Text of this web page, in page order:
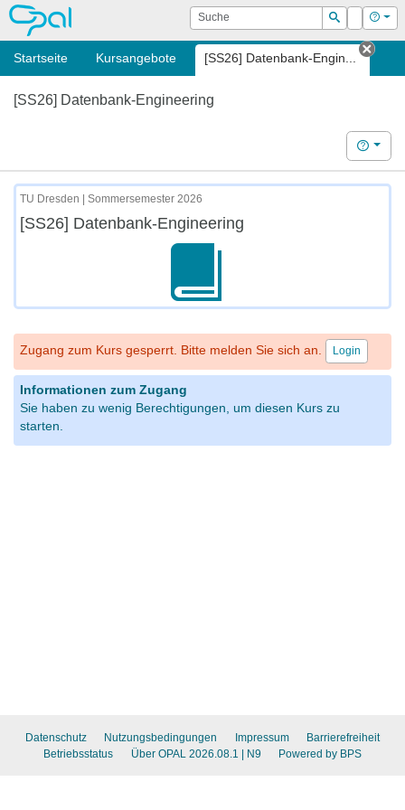
OPAL Suche
Suchen
Login Hilfe
Startseite Kursangebote [SS26] Datenbank-Engin...
Tab
[SS26] Datenbank-Engineering
Hilfe
TU Dresden | Sommersemester 2026
[SS26] Datenbank-Engineering
Zugang zum Kurs gesperrt. Bitte melden Sie sich an. Login
Informationen zum Zugang
Sie haben zu wenig Berechtigungen, um diesen Kurs zu
starten.
Datenschutz Nutzungsbedingungen Impressum
Barrierefreiheit
Betriebsstatus
Über OPAL 2026.08.1 | N9 Powered by BPS